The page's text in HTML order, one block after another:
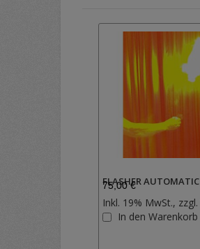
FLASHER AUTOMATIC
75,00 €
Inkl. 19% MwSt., zzgl.
In den Warenkorb